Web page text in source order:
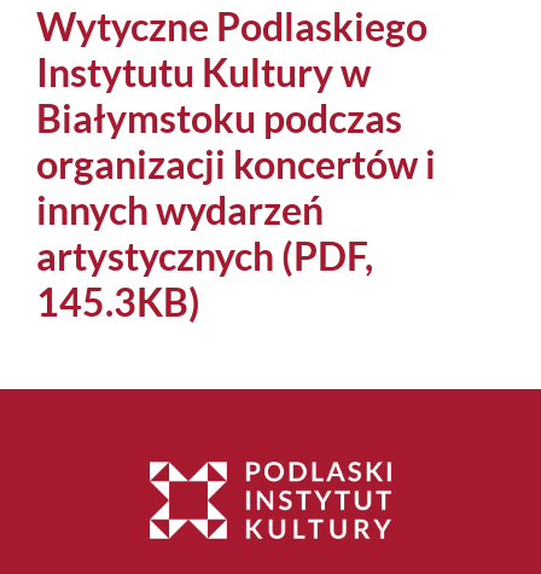
Wytyczne Podlaskiego
Instytutu Kultury w
Białymstoku podczas
organizacji koncertów i
innych wydarzeń
artystycznych (PDF,
145.3KB)